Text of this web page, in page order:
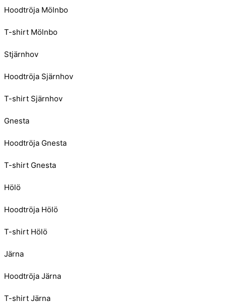
Hoodtröja Mölnbo
T-shirt Mölnbo
Stjärnhov
Hoodtröja Sjärnhov
T-shirt Sjärnhov
Gnesta
Hoodtröja Gnesta
T-shirt Gnesta
Hölö
Hoodtröja Hölö
T-shirt Hölö
Järna
Hoodtröja Järna
T-shirt Järna